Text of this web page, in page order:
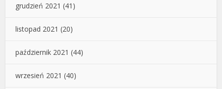
grudzień 2021 (41)
listopad 2021 (20)
październik 2021 (44)
wrzesień 2021 (40)